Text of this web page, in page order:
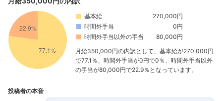
基本給
270,000円
時間外手当
0円
時間外手当以外の手当
80,000円
月給350,000円の内訳として、基本給が270,000円
で77.1％、時間外手当が0円で0％、時間外手当以外
の手当が80,000円で22.9％となっています。
投稿者の本音